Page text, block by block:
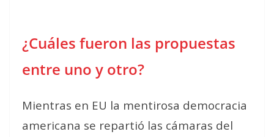
¿Cuáles fueron las propuestas
entre uno y otro?
Mientras en EU la mentirosa democracia
americana se repartió las cámaras del